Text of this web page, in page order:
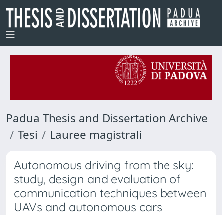
Padua Thesis and Dissertation Archive
Tesi
Lauree magistrali
Autonomous driving from the sky:
study, design and evaluation of
communication techniques between
UAVs and autonomous cars